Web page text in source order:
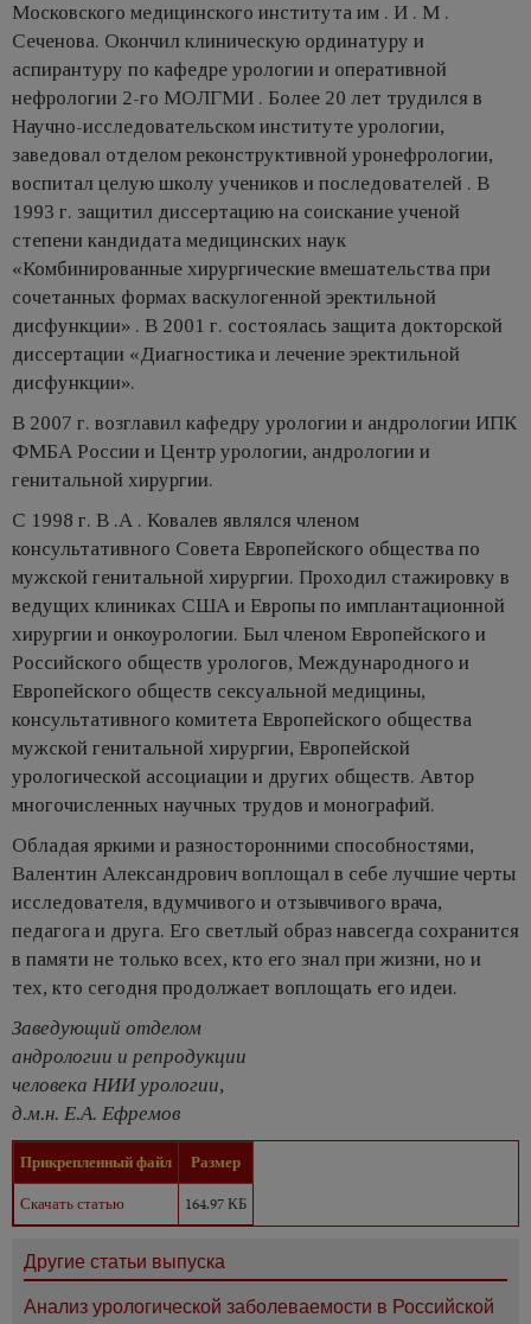
Московского медицинского института им . И . М .
Сеченова. Окончил клиническую ординатуру и
аспирантуру по кафедре урологии и оперативной
нефрологии 2-го МОЛГМИ . Более 20 лет трудился в
Научно-исследовательском институте урологии,
заведовал отделом реконструктивной уронефрологии,
воспитал целую школу учеников и последователей . В
1993 г. защитил диссертацию на соискание ученой
степени кандидата медицинских наук
«Комбинированные хирургические вмешательства при
сочетанных формах васкулогенной эректильной
дисфункции» . В 2001 г. состоялась защита докторской
диссертации «Диагностика и лечение эректильной
дисфункции».
В 2007 г. возглавил кафедру урологии и андрологии ИПК
ФМБА России и Центр урологии, андрологии и
генитальной хирургии.
С 1998 г. В .А . Ковалев являлся членом
консультативного Совета Европейского общества по
мужской генитальной хирургии. Проходил стажировку в
ведущих клиниках США и Европы по имплантационной
хирургии и онкоурологии. Был членом Европейского и
Российского обществ урологов, Международного и
Европейского обществ сексуальной медицины,
консультативного комитета Европейского общества
мужской генитальной хирургии, Европейской
урологической ассоциации и других обществ. Автор
многочисленных научных трудов и монографий.
Обладая яркими и разносторонними способностями,
Валентин Александрович воплощал в себе лучшие черты
исследователя, вдумчивого и отзывчивого врача,
педагога и друга. Его светлый образ навсегда сохранится
в памяти не только всех, кто его знал при жизни, но и
тех, кто сегодня продолжает воплощать его идеи.
Заведующий отделом
андрологии и репродукции
человека НИИ урологии,
д.м.н. Е.А. Ефремов
Прикрепленный файл
Размер
Скачать статью
164.97 КБ
Другие статьи выпуска
Анализ урологической заболеваемости в Российской